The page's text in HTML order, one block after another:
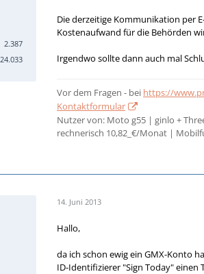
2.387
24.033
Die derzeitige Kommunikation per
Kostenaufwand für die Behörden
Irgendwo sollte dann auch mal
Vor dem Fragen - bei https://
Kontaktformular
Nutzer von: Moto g55 | ginlo +
rechnerisch 10,82_€/Monat |
14. Juni 2013
Hallo,
da ich schon ewig ein GMX-Konto
ID-Identifizierer "Sign Today" einen